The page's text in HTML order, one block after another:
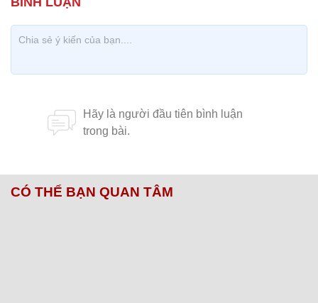
CÓ THỂ BẠN QUAN TÂM